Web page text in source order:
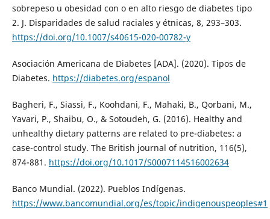
sobrepeso u obesidad con o en alto riesgo de diabetes tipo
2. J. Disparidades de salud raciales y étnicas, 8, 293–303.
https://doi.org/10.1007/s40615-020-00782-y
Asociación Americana de Diabetes [ADA]. (2020). Tipos de
Diabetes. https://diabetes.org/espanol
Bagheri, F., Siassi, F., Koohdani, F., Mahaki, B., Qorbani, M.,
Yavari, P., Shaibu, O., & Sotoudeh, G. (2016). Healthy and
unhealthy dietary patterns are related to pre-diabetes: a
case-control study. The British journal of nutrition, 116(5),
874-881. https://doi.org/10.1017/S0007114516002634
Banco Mundial. (2022). Pueblos Indígenas.
https://www.bancomundial.org/es/topic/indigenouspeoples#1